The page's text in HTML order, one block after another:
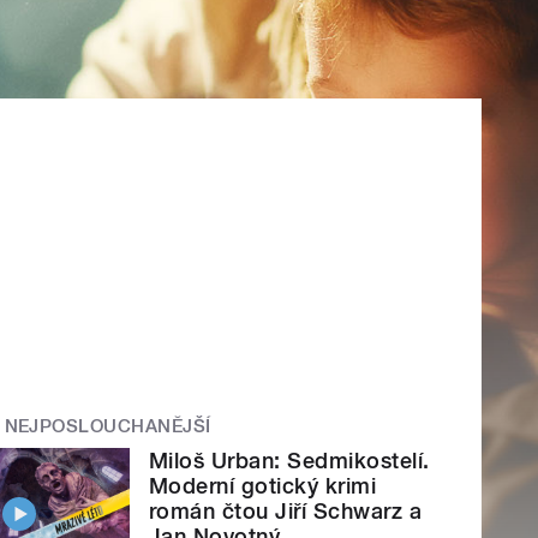
NEJPOSLOUCHANĚJŠÍ
Miloš Urban: Sedmikostelí.
Moderní gotický krimi
román čtou Jiří Schwarz a